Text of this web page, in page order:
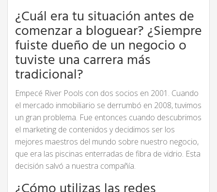
¿Cuál era tu situación antes de
comenzar a bloguear? ¿Siempre
fuiste dueño de un negocio o
tuviste una carrera más
tradicional?
Empecé River Pools con dos socios en 2001. Cuando
el mercado inmobiliario se derrumbó en 2008, tuvimos
un gran problema. Fue entonces cuando descubrimos
el marketing de contenidos y decidimos ser los
mejores maestros del mundo sobre nuestro negocio,
que era las piscinas enterradas de fibra de vidrio. Esta
decisión salvó a nuestra compañía.